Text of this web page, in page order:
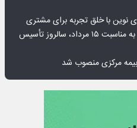
نوین با خلق تجربه برای مشتری
پیام مدیرعامل بانک توسعه تعاون به مناسبت ۱۵ مرداد، سالروز تأسیس
مرکزی منصوب شد